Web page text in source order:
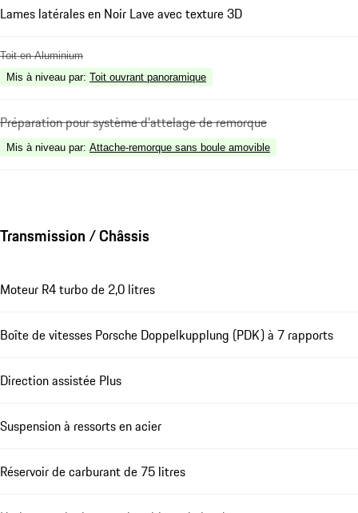
Lames latérales en Noir Lave avec texture 3D
Toit en Aluminium
Mis à niveau par: Toit ouvrant panoramique
Préparation pour système d'attelage de remorque
Mis à niveau par: Attache-remorque sans boule amovible
Transmission / Châssis
Moteur R4 turbo de 2,0 litres
Boîte de vitesses Porsche Doppelkupplung (PDK) à 7 rapports
Direction assistée Plus
Suspension à ressorts en acier
Réservoir de carburant de 75 litres